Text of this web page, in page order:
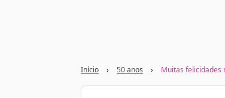
Início › 50 anos › Muitas felicidades